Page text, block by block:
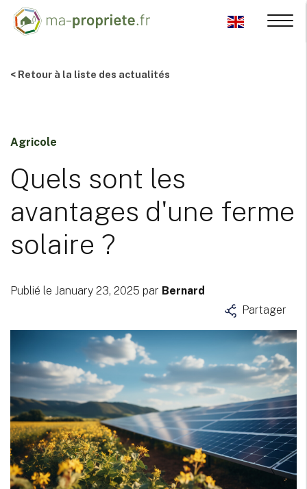
< Retour à la liste des actualités
Agricole
Quels sont les
avantages d'une ferme
solaire ?
Publié le January 23, 2025 par Bernard
Partager